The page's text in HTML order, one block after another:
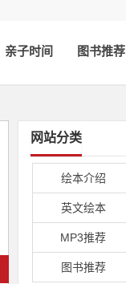
亲子时间 图书推荐
网站分类
绘本介绍
英文绘本
MP3推荐
图书推荐